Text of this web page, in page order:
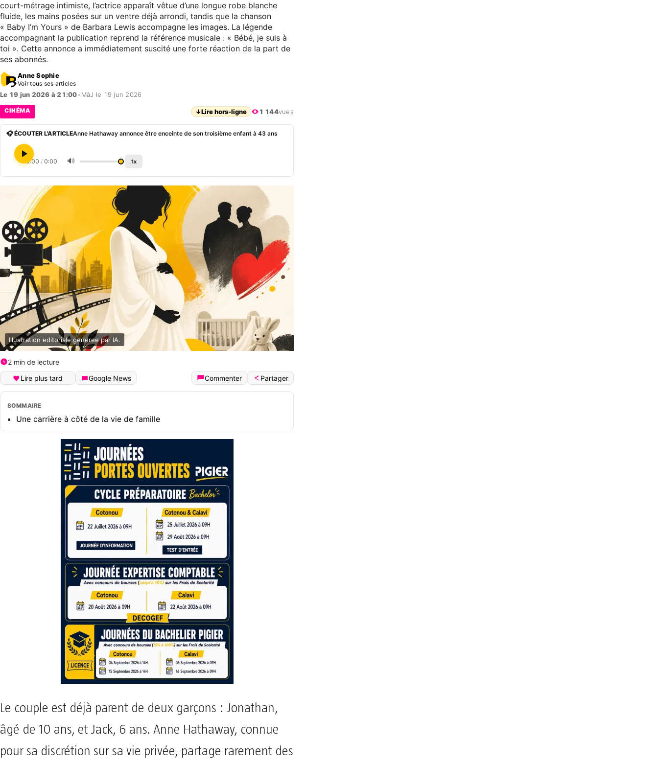
court-métrage intimiste, l’actrice apparaît vêtue d’une longue robe blanche
fluide, les mains posées sur un ventre déjà arrondi, tandis que la chanson
« Baby I’m Yours » de Barbara Lewis accompagne les images. La légende
accompagnant la publication reprend la référence musicale : « Bébé, je suis à
toi ». Cette annonce a immédiatement suscité une forte réaction de la part de
ses abonnés.
Anne Sophie
Voir tous ses articles
Le 19 jun 2026 à 21:00• MàJ le 19 jun 2026
CINÉMA ↓Lire hors-ligne 1 144vues
🎧 ÉCOUTER L'ARTICLEAnne Hathaway annonce être enceinte de son troisième enfant à 43 ans
0:00 / 0:00 🔊 1x
Illustration editoriale generee par IA.
2 min de lecture
Lire plus tard
Google News Commenter Partager
SOMMAIRE
Une carrière à côté de la vie de famille
Le couple est déjà parent de deux garçons : Jonathan,
âgé de 10 ans, et Jack, 6 ans. Anne Hathaway, connue
pour sa discrétion sur sa vie privée, partage rarement des